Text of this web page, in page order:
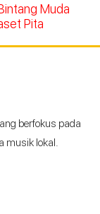
Muda
Pita
berfokus pada
musik lokal.